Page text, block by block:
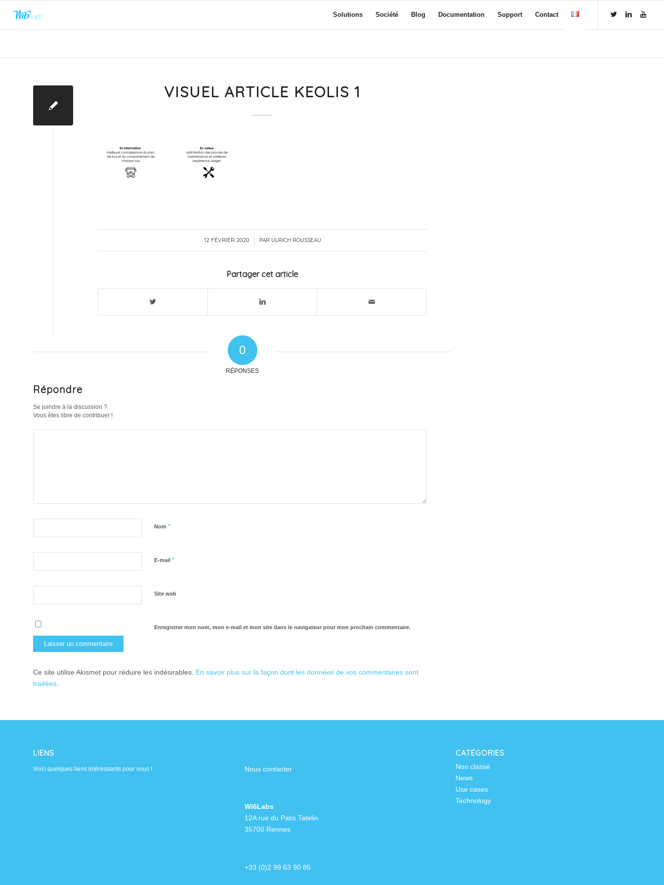
Solutions Société Blog Documentation Support Contact
VISUEL ARTICLE KEOLIS 1
12 FÉVRIER 2020
/ PAR ULRICH ROUSSEAU
Partager cet article
0
RÉPONSES
Répondre
Se joindre à la discussion ?
Vous êtes libre de contribuer !
Nom *
E-mail *
Site web
Enregistrer mon nom, mon e-mail et mon site dans le navigateur pour mon prochain commentaire.
Ce site utilise Akismet pour réduire les indésirables. En savoir plus sur la façon dont les données de vos commentaires sont
traitées
LIENS
Voici quelques liens intéressants pour vous ! Nous contacter
Wi6Labs
12A rue du Patis Tatelin
35700 Rennes
+33 (0)2 99 63 90 85
CATÉGORIES
Non classé
News
Use cases
Technology